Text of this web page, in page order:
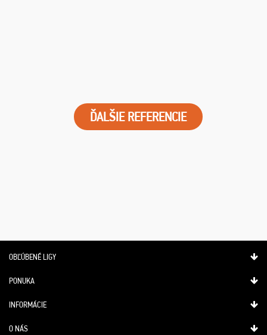
ĎALŠIE REFERENCIE
OBĽÚBENÉ LIGY
PONUKA
INFORMÁCIE
O NÁS